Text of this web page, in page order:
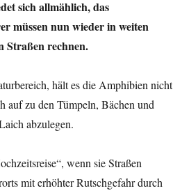
sich allmählich, das
müssen nun wieder in weiten
Straßen rechnen.
hält es die Amphibien nicht
auf zu den Tümpeln, Bächen und
abzulegen.
wenn sie Straßen
mit erhöhter Rutschgefahr durch